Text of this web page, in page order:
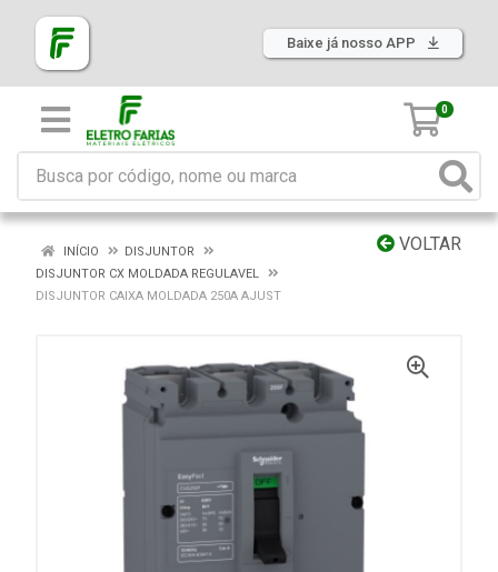
Baixe já nosso APP
0
VOLTAR
INÍCIO
DISJUNTOR
DISJUNTOR CX MOLDADA REGULAVEL
DISJUNTOR CAIXA MOLDADA 250A AJUST